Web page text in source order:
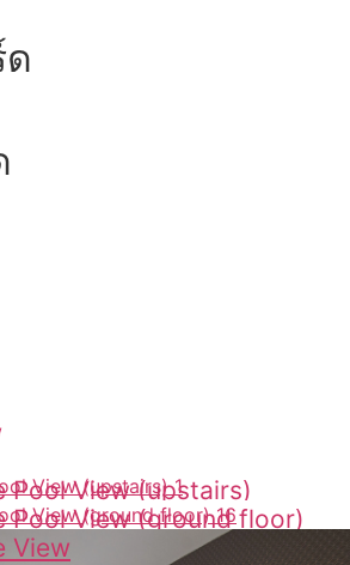
Pool View (upstairs)
Pool View (ground floor)
View